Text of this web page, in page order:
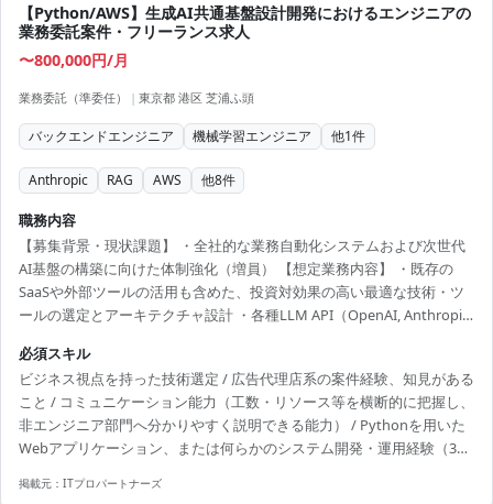
【Python/AWS】生成AI共通基盤設計開発におけるエンジニアの
業務委託案件・フリーランス求人
〜800,000円/月
業務委託（準委任） | 東京都 港区 芝浦ふ頭
バックエンドエンジニア 機械学習エンジニア 他1件
Anthropic RAG AWS 他8件
職務内容
【募集背景・現状課題】 ・全社的な業務自動化システムおよび次世代
AI基盤の構築に向けた体制強化（増員） 【想定業務内容】 ・既存の
SaaSや外部ツールの活用も含めた、投資対効果の高い最適な技術・ツ
ールの選定とアーキテクチャ設計 ・各種LLM API（OpenAI, Anthropic,
発（Python等を使用） ・LangChainやDifyなどのLLMアプリ開発ツー
ル、iPaaS等を用いた社内システム・外部SaaSとの自動化連携 ・ベクト
ルデータベース等を用いた、社内ナレッジ検索・生成（RAG）システ
ムの構築、データパイプライン構築やセキュリティ対策 ・新...
必須スキル
ビジネス視点を持った技術選定 / 広告代理店系の案件経験、知見がある
こと / コミュニケーション能力（工数・リソース等を横断的に把握し、
非エンジニア部門へ分かりやすく説明できる能力） / Pythonを用いた
Webアプリケーション、または何らかのシステム開発・運用経験（3年
経験（APIを叩いたツールの作成や、LangChain/Difyでの検証レベルで
掲載元： ITプロパートナーズ